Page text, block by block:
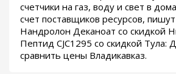
счетчики на газ, воду и свет в
счет поставщиков ресурсов,
Нандролон Деканоат со скидкой
Пептид CJC1295 со скидкой Тула:
сравнить цены Владикавказ.